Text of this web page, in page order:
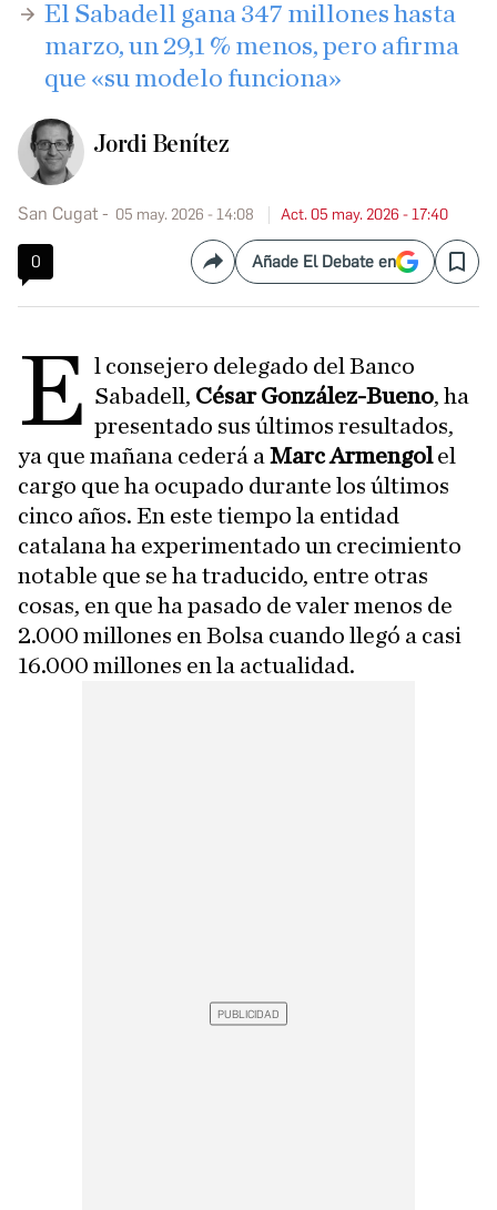
El Sabadell gana 347 millones hasta
marzo, un 29,1 % menos, pero afirma
que «su modelo funciona»
Jordi Benítez
San Cugat 05 may. 2026 - 14:08 Act. 05 may. 2026 - 17:40
0 CompartirAñade El Debate en Save
E l consejero delegado del Banco
Sabadell, César González-Bueno, ha
presentado sus últimos resultados,
ya que mañana cederá a Marc Armengolel
cargo que ha ocupado durante los últimos
cinco años. En este tiempo la entidad
catalana ha experimentado un crecimiento
notable que se ha traducido, entre otras
cosas, en que ha pasado de valer menos de
2.000 millones en Bolsa cuando llegó a casi
16.000 millones en la actualidad.